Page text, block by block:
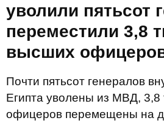
уволили пятьсот
переместили 3,8
высших
Почти пятьсот генералов
Египта уволены из МВД,
офицеров перемещены на